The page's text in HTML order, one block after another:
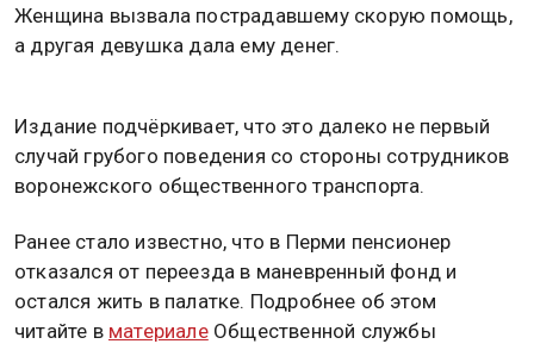
Женщина вызвала пострадавшему скорую помощь,
а другая девушка дала ему денег.
Издание подчёркивает, что это далеко не первый
случай грубого поведения со стороны сотрудников
воронежского общественного транспорта.
Ранее стало известно, что в Перми пенсионер
отказался от переезда в маневренный фонд и
остался жить в палатке. Подробнее об этом
читайте в материалеОбщественной службы